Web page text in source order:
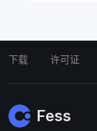
下载 许可证
Fess